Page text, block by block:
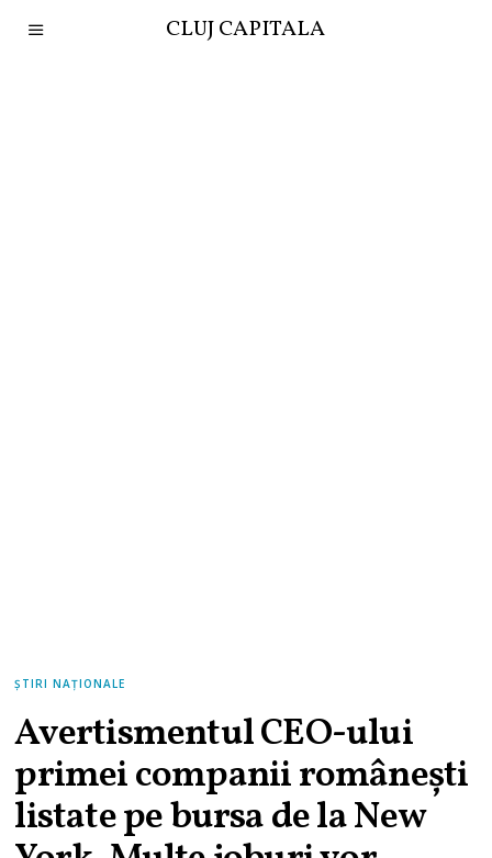
CLUJ CAPITALA
ȘTIRI NAȚIONALE
Avertismentul CEO-ului
primei companii românești
listate pe bursa de la New